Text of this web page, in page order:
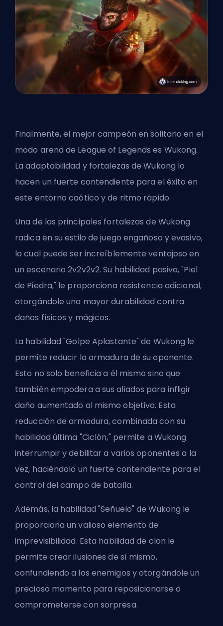
Finalmente, el mejor campeón en solitario en el
modo arena de League of Legends es Wukong.
La adaptabilidad y fortalezas de Wukong lo
hacen un fuerte contendiente para el éxito en
este entorno caótico y de ritmo rápido.
Una de las principales fortalezas de Wukong
radica en su estilo de juego engañoso y evasivo,
lo cual puede ser increíblemente ventajoso en
un escenario 2v2v2v2. Su habilidad pasiva, "Piel
de Piedra," le proporciona resistencia adicional,
otorgándole una mayor durabilidad contra
daños físicos y mágicos.
La habilidad "Golpe Aplastante" de Wukong le
permite reducir la armadura de su oponente.
Esto no solo beneficia a él mismo sino que
también empodera a sus aliados para infligir
daño aumentado al mismo objetivo. Esta
reducción de armadura, combinada con su
habilidad última "Ciclón," permite a Wukong
interrumpir y debilitar a varios oponentes a la
vez, haciéndolo un fuerte contendiente para el
control del campo de batalla.
Además, la habilidad "Señuelo" de Wukong le
proporciona un valioso elemento de
imprevisibilidad. Esta habilidad de clon le
permite crear ilusiones de sí mismo,
confundiendo a los enemigos y otorgándole un
precioso momento para reposicionarse o
comprometerse con sorpresa.